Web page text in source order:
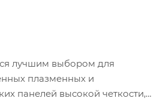
лучшим выбором для
плазменных и
панелей высокой четкости, а